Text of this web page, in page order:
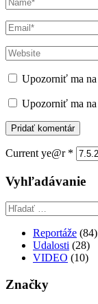
Upozorniť ma na
Upozorniť ma
Current ye@r *
Vyhľadávanie
Hľadať:
Reportáže (84)
Udalosti (28)
VIDEO (10)
Značky